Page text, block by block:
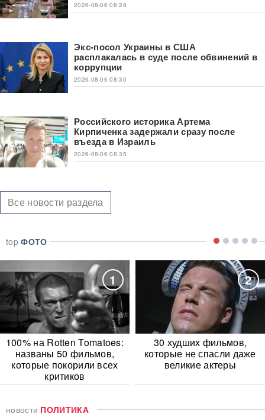
2026-08-06 08:28
Экс-посол Украины в США
расплакалась в суде после обвинений в
коррупции
2026-08-06 08:30
Российского историка Артема
Кирпиченка задержали сразу после
въезда в Израиль
2026-08-06 08:35
Все новости раздела
topФОТО
1
100% на Rotten Tomatoes:
названы 50 фильмов,
которые покорили всех
критиков
2
30 худших фильмов,
которые не спасли даже
великие актеры
новости ПОЛИТИКА